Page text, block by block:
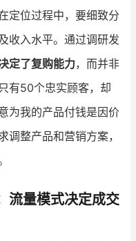
定位过程中，要细致分
收入水平。通过调研发
定了复购能力，而并非
有50个忠实顾客，却
为我的产品付钱是因价
调整产品和营销方案，
流量模式决定成交